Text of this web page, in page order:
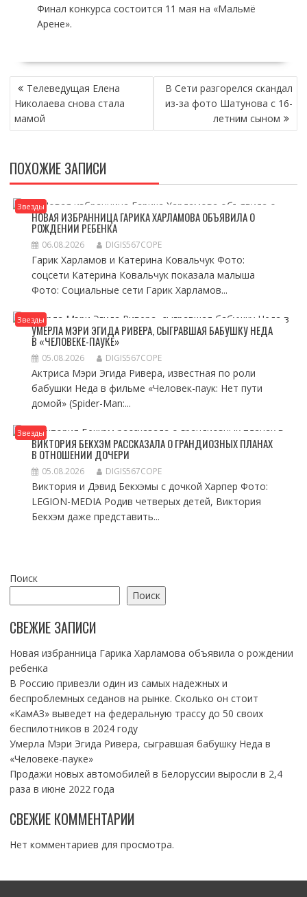
Финал конкурса состоится 11 мая на «Мальмё
Арене».
НАВИГАЦИЯ
ПО
ЗАПИСЯМ
Телеведущая Елена
Николаева снова стала
мамой
В Сети разгорелся скандал
из-за фото Шатунова с 16-
летним сыном
ПОХОЖИЕ ЗАПИСИ
Звезды
НОВАЯ ИЗБРАННИЦА ГАРИКА ХАРЛАМОВА ОБЪЯВИЛА О
РОЖДЕНИИ РЕБЕНКА
06.08.2026 DIGIS567COPE
Гарик Харламов и Катерина Ковальчук Фото:
соцсети Катерина Ковальчук показала малыша
Фото: Социальные сети Гарик Харламов...
Звезды
УМЕРЛА МЭРИ ЭГИДА РИВЕРА, СЫГРАВШАЯ БАБУШКУ НЕДА
В «ЧЕЛОВЕКЕ-ПАУКЕ»
05.08.2026 DIGIS567COPE
Актриса Мэри Эгида Ривера, известная по роли
бабушки Неда в фильме «Человек-паук: Нет пути
домой» (Spider-Man:...
Звезды
ВИКТОРИЯ БЕКХЭМ РАССКАЗАЛА О ГРАНДИОЗНЫХ ПЛАНАХ
В ОТНОШЕНИИ ДОЧЕРИ
05.08.2026 DIGIS567COPE
Виктория и Дэвид Бекхэмы с дочкой Харпер Фото:
LEGION-MEDIA Родив четверых детей, Виктория
Бекхэм даже представить...
Поиск
Поиск
СВЕЖИЕ ЗАПИСИ
Новая избранница Гарика Харламова объявила о рождении
ребенка
В Россию привезли один из самых надежных и
беспроблемных седанов на рынке. Сколько он стоит
«КамАЗ» выведет на федеральную трассу до 50 своих
беспилотников в 2024 году
Умерла Мэри Эгида Ривера, сыгравшая бабушку Неда в
«Человеке-пауке»
Продажи новых автомобилей в Белоруссии выросли в 2,4
раза в июне 2022 года
СВЕЖИЕ КОММЕНТАРИИ
Нет комментариев для просмотра.